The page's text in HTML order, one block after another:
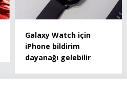
Galaxy Watch için
iPhone bildirim
dayanağı gelebilir